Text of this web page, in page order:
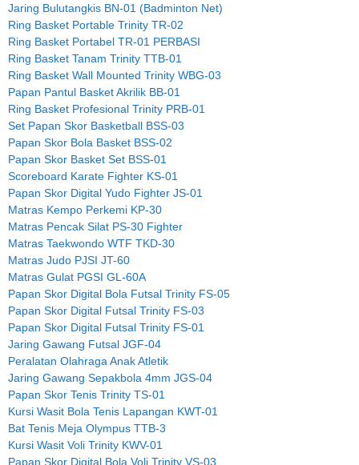
Jaring Bulutangkis BN-01 (Badminton Net)
Ring Basket Portable Trinity TR-02
Ring Basket Portabel TR-01 PERBASI
Ring Basket Tanam Trinity TTB-01
Ring Basket Wall Mounted Trinity WBG-03
Papan Pantul Basket Akrilik BB-01
Ring Basket Profesional Trinity PRB-01
Set Papan Skor Basketball BSS-03
Papan Skor Bola Basket BSS-02
Papan Skor Basket Set BSS-01
Scoreboard Karate Fighter KS-01
Papan Skor Digital Yudo Fighter JS-01
Matras Kempo Perkemi KP-30
Matras Pencak Silat PS-30 Fighter
Matras Taekwondo WTF TKD-30
Matras Judo PJSI JT-60
Matras Gulat PGSI GL-60A
Papan Skor Digital Bola Futsal Trinity FS-05
Papan Skor Digital Futsal Trinity FS-03
Papan Skor Digital Futsal Trinity FS-01
Jaring Gawang Futsal JGF-04
Peralatan Olahraga Anak Atletik
Jaring Gawang Sepakbola 4mm JGS-04
Papan Skor Tenis Trinity TS-01
Kursi Wasit Bola Tenis Lapangan KWT-01
Bat Tenis Meja Olympus TTB-3
Kursi Wasit Voli Trinity KWV-01
Papan Skor Digital Bola Voli Trinity VS-03